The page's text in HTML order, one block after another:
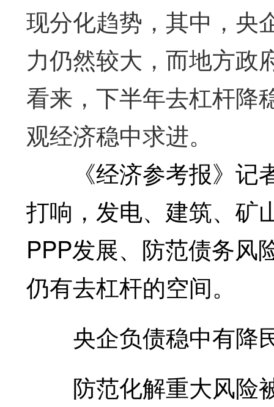
现分化趋势，其中，央
力仍然较大，而地方政
看来，下半年去杠杆降
观经济稳中求进。
《经济参考报》记
打响，发电、建筑、矿
PPP发展、防范债务风
仍有去杠杆的空间。
央企负债稳中有降
防范化解重大风险